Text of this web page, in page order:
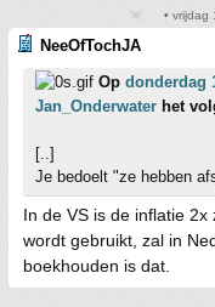
• vrijdag
NeeOfTochJA
Op donderdag
Jan_Onderwater het
[..]
Je bedoelt "ze hebben
In de VS is de inflatie
wordt gebruikt, zal in
boekhouden is dat.